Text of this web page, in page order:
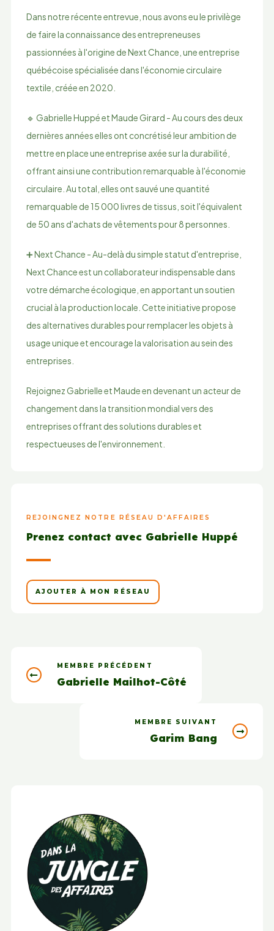
Dans notre récente entrevue, nous avons eu le privilège
de faire la connaissance des entrepreneuses
passionnées à l'origine de Next Chance, une entreprise
québécoise spécialisée dans l'économie circulaire
textile, créée en 2020.
🔹 Gabrielle Huppé et Maude Girard - Au cours des deux
dernières années elles ont concrétisé leur ambition de
mettre en place une entreprise axée sur la durabilité,
offrant ainsi une contribution remarquable à l'économie
circulaire. Au total, elles ont sauvé une quantité
remarquable de 15 000 livres de tissus, soit l'équivalent
de 50 ans d'achats de vêtements pour 8 personnes.
➕ Next Chance - Au-delà du simple statut d'entreprise,
Next Chance est un collaborateur indispensable dans
votre démarche écologique, en apportant un soutien
crucial à la production locale. Cette initiative propose
des alternatives durables pour remplacer les objets à
usage unique et encourage la valorisation au sein des
entreprises.
Rejoignez Gabrielle et Maude en devenant un acteur de
changement dans la transition mondial vers des
entreprises offrant des solutions durables et
respectueuses de l'environnement.
REJOINGNEZ NOTRE RÉSEAU D'AFFAIRES
Prenez contact avec Gabrielle Huppé
AJOUTER À MON RÉSEAU
MEMBRE PRÉCÉDENT
Gabrielle Mailhot-Côté
MEMBRE SUIVANT
Garim Bang